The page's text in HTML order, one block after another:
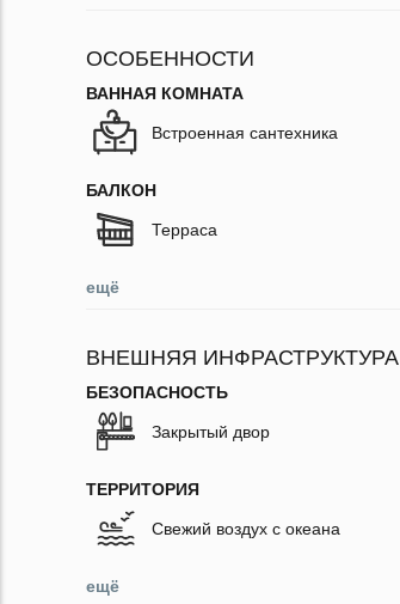
ОСОБЕННОСТИ
ВАННАЯ КОМНАТА
Встроенная сантехника
БАЛКОН
Терраса
ещё
ВНЕШНЯЯ ИНФРАСТРУКТУРА
БЕЗОПАСНОСТЬ
Закрытый двор
ТЕРРИТОРИЯ
Свежий воздух с океана
ещё